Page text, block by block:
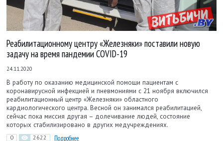
Реабилитационному центру «Железняки» поставили новую
задачу на время пандемии COVID-19
24.11.2020
В работу по оказанию медицинской помощи пациентам с
коронавирусной инфекцией и пневмониями с 21 ноября включился
реабилитационный центр «Железняки» областного
кардиологического центра. Весной он занимался реабилитацией,
сейчас пока миссия другая – долечивание людей, состояние
которых стабилизировано в других медучреждениях.
0 2622 Подробнее